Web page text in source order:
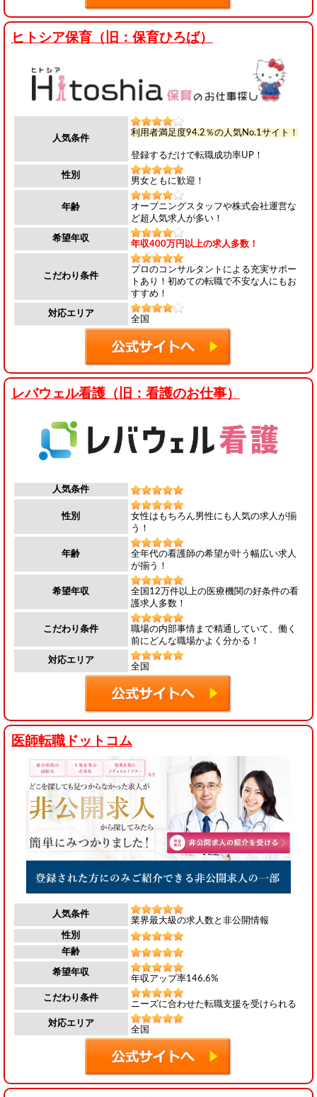
ヒトシア保育（旧：保育ひろば）
人気条件
利用者満足度94.2％の人気No.1サイト！
登録するだけで転職成功率UP！
性別
男女ともに歓迎！
年齢
オープニングスタッフや株式会社運営な
ど超人気求人が多い！
希望年収
年収400万円以上の求人多数！
こだわり条件
プロのコンサルタントによる充実サポー
トあり！初めての転職で不安な人にもお
すすめ！
対応エリア
全国
レバウェル看護（旧：看護のお仕事）
人気条件
性別
女性はもちろん男性にも人気の求人が揃
う！
年齢
全年代の看護師の希望が叶う幅広い求人
が揃う！
希望年収
全国12万件以上の医療機関の好条件の看
護求人多数！
こだわり条件
職場の内部事情まで精通していて、働く
前にどんな職場かよく分かる！
対応エリア
全国
医師転職ドットコム
人気条件
業界最大級の求人数と非公開情報
性別
年齢
希望年収
年収アップ率146.6%
こだわり条件
ニーズに合わせた転職支援を受けられる
対応エリア
全国